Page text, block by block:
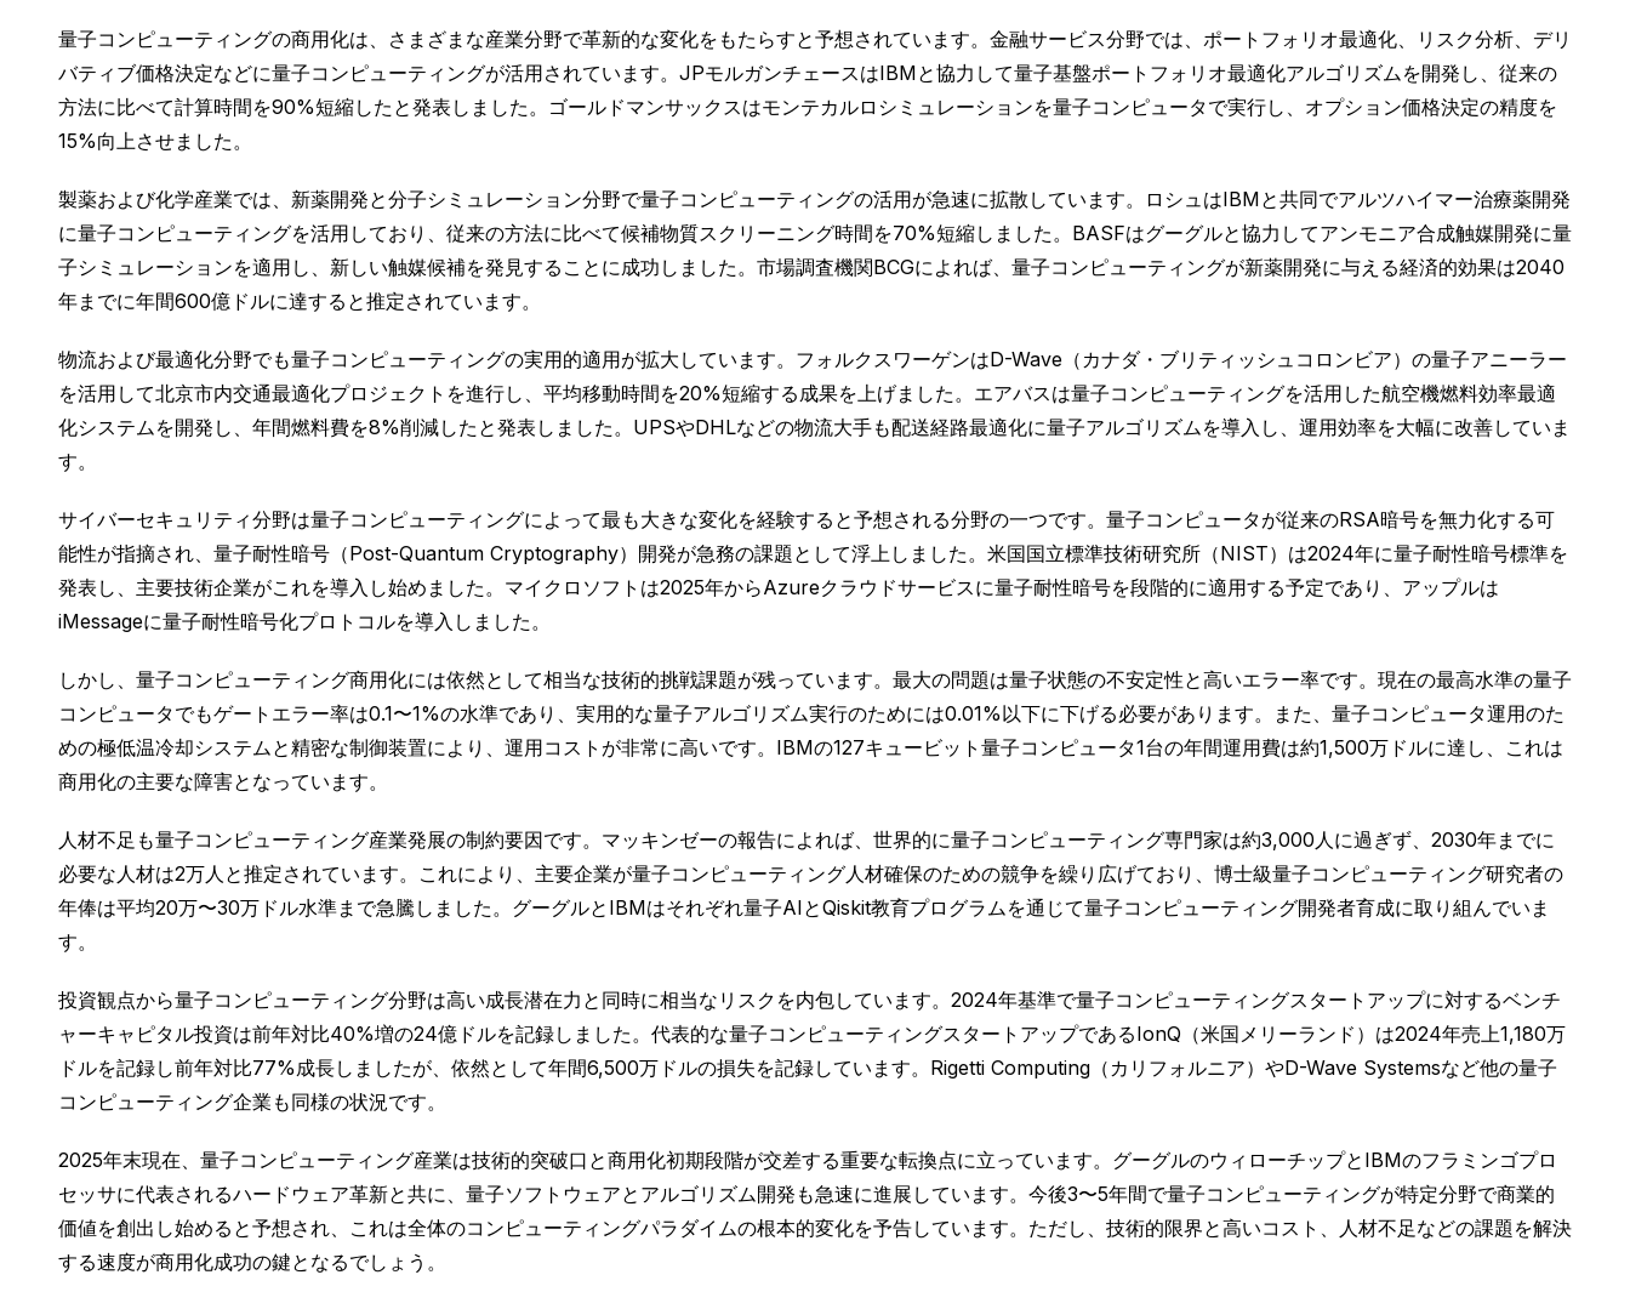
量子コンピューティングの商用化は、さまざまな産業分野で革新的な変化をもたらすと予想されています。金融サービス分野では、ポートフォリオ最適化、リスク分析、デリ
バティブ価格決定などに量子コンピューティングが活用されています。JPモルガンチェースはIBMと協力して量子基盤ポートフォリオ最適化アルゴリズムを開発し、従来の
方法に比べて計算時間を90%短縮したと発表しました。ゴールドマンサックスはモンテカルロシミュレーションを量子コンピュータで実行し、オプション価格決定の精度を
15%向上させました。
製薬および化学産業では、新薬開発と分子シミュレーション分野で量子コンピューティングの活用が急速に拡散しています。ロシュはIBMと共同でアルツハイマー治療薬開発
に量子コンピューティングを活用しており、従来の方法に比べて候補物質スクリーニング時間を70%短縮しました。BASFはグーグルと協力してアンモニア合成触媒開発に量
子シミュレーションを適用し、新しい触媒候補を発見することに成功しました。市場調査機関BCGによれば、量子コンピューティングが新薬開発に与える経済的効果は2040
年までに年間600億ドルに達すると推定されています。
物流および最適化分野でも量子コンピューティングの実用的適用が拡大しています。フォルクスワーゲンはD-Wave（カナダ・ブリティッシュコロンビア）の量子アニーラー
を活用して北京市内交通最適化プロジェクトを進行し、平均移動時間を20%短縮する成果を上げました。エアバスは量子コンピューティングを活用した航空機燃料効率最適
化システムを開発し、年間燃料費を8%削減したと発表しました。UPSやDHLなどの物流大手も配送経路最適化に量子アルゴリズムを導入し、運用効率を大幅に改善していま
す。
サイバーセキュリティ分野は量子コンピューティングによって最も大きな変化を経験すると予想される分野の一つです。量子コンピュータが従来のRSA暗号を無力化する可
能性が指摘され、量子耐性暗号（Post-Quantum Cryptography）開発が急務の課題として浮上しました。米国国立標準技術研究所（NIST）は2024年に量子耐性暗号標準を
発表し、主要技術企業がこれを導入し始めました。マイクロソフトは2025年からAzureクラウドサービスに量子耐性暗号を段階的に適用する予定であり、アップルは
iMessageに量子耐性暗号化プロトコルを導入しました。
しかし、量子コンピューティング商用化には依然として相当な技術的挑戦課題が残っています。最大の問題は量子状態の不安定性と高いエラー率です。現在の最高水準の量子
コンピュータでもゲートエラー率は0.1〜1%の水準であり、実用的な量子アルゴリズム実行のためには0.01%以下に下げる必要があります。また、量子コンピュータ運用のた
めの極低温冷却システムと精密な制御装置により、運用コストが非常に高いです。IBMの127キュービット量子コンピュータ1台の年間運用費は約1,500万ドルに達し、これは
商用化の主要な障害となっています。
人材不足も量子コンピューティング産業発展の制約要因です。マッキンゼーの報告によれば、世界的に量子コンピューティング専門家は約3,000人に過ぎず、2030年までに
必要な人材は2万人と推定されています。これにより、主要企業が量子コンピューティング人材確保のための競争を繰り広げており、博士級量子コンピューティング研究者の
年俸は平均20万〜30万ドル水準まで急騰しました。グーグルとIBMはそれぞれ量子AIとQiskit教育プログラムを通じて量子コンピューティング開発者育成に取り組んでいま
す。
投資観点から量子コンピューティング分野は高い成長潜在力と同時に相当なリスクを内包しています。2024年基準で量子コンピューティングスタートアップに対するベンチ
ャーキャピタル投資は前年対比40%増の24億ドルを記録しました。代表的な量子コンピューティングスタートアップであるIonQ（米国メリーランド）は2024年売上1,180万
ドルを記録し前年対比77%成長しましたが、依然として年間6,500万ドルの損失を記録しています。Rigetti Computing（カリフォルニア）やD-Wave Systemsなど他の量子
コンピューティング企業も同様の状況です。
2025年末現在、量子コンピューティング産業は技術的突破口と商用化初期段階が交差する重要な転換点に立っています。グーグルのウィローチップとIBMのフラミンゴプロ
セッサに代表されるハードウェア革新と共に、量子ソフトウェアとアルゴリズム開発も急速に進展しています。今後3〜5年間で量子コンピューティングが特定分野で商業的
価値を創出し始めると予想され、これは全体のコンピューティングパラダイムの根本的変化を予告しています。ただし、技術的限界と高いコスト、人材不足などの課題を解決
する速度が商用化成功の鍵となるでしょう。